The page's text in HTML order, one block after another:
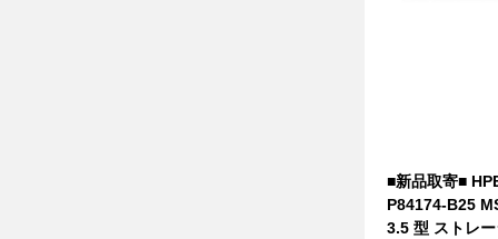
■新品取寄■
P84174-B25
3.5 型 ストレ